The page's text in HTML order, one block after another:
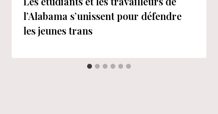
l’Alabama s’unissent pour défendre
les jeunes trans